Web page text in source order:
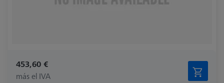
453,60 €
más el IVA